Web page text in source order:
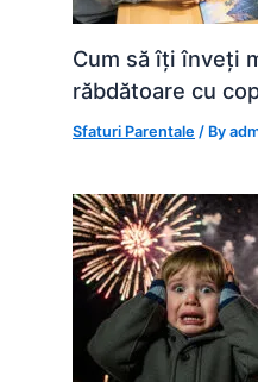
Cum să îți înveți
răbdătoare cu
Sfaturi Parentale / By